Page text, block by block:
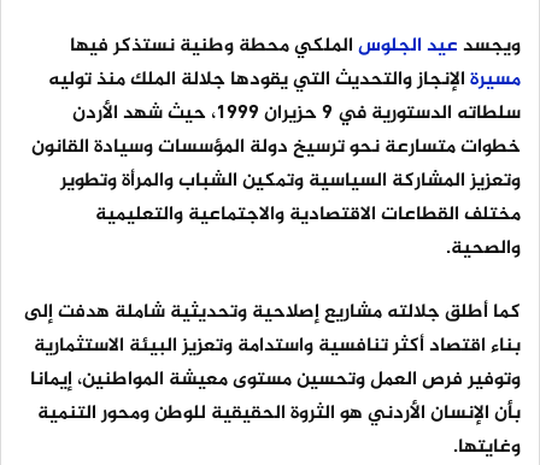
ويجسدعيدالجلوسالملكي محطة وطنية نستذكر فيها
مسيرةالإنجاز والتحديث التي يقودها جلالة الملك منذ توليه
سلطاته الدستورية في 9 حزيران 1999، حيث شهد الأردن
خطوات متسارعة نحو ترسيخ دولة المؤسسات وسيادة القانون
وتعزيز المشاركة السياسية وتمكين الشباب والمرأة وتطوير
مختلف القطاعات الاقتصادية والاجتماعية والتعليمية
والصحية.
كما أطلق جلالته مشاريع إصلاحية وتحديثية شاملة هدفت إلى
بناء اقتصاد أكثر تنافسية واستدامة وتعزيز البيئة الاستثمارية
وتوفير فرص العمل وتحسين مستوى معيشة المواطنين، إيمانا
بأن الإنسان الأردني هو الثروة الحقيقية للوطن ومحور التنمية
وغايتها.